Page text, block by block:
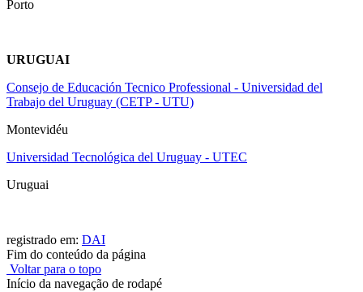
Porto
URUGUAI
Consejo de Educación Tecnico Professional - Universidad del
Trabajo del Uruguay (CETP - UTU)
Montevidéu
Universidad Tecnológica del Uruguay - UTEC
Uruguai
registrado em: DAI
Fim do conteúdo da página
Voltar para o topo
Início da navegação de rodapé